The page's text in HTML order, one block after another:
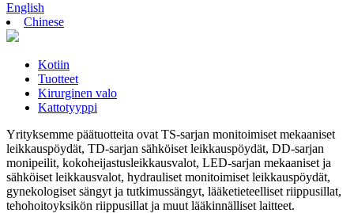
English
Chinese
Kotiin
Tuotteet
Kirurginen valo
Kattotyyppi
Yrityksemme päätuotteita ovat TS-sarjan monitoimiset mekaaniset
leikkauspöydät, TD-sarjan sähköiset leikkauspöydät, DD-sarjan
monipeilit, kokoheijastusleikkausvalot, LED-sarjan mekaaniset ja
sähköiset leikkausvalot, hydrauliset monitoimiset leikkauspöydät,
gynekologiset sängyt ja tutkimussängyt, lääketieteelliset riippusillat,
tehohoitoyksikön riippusillat ja muut lääkinnälliset laitteet.